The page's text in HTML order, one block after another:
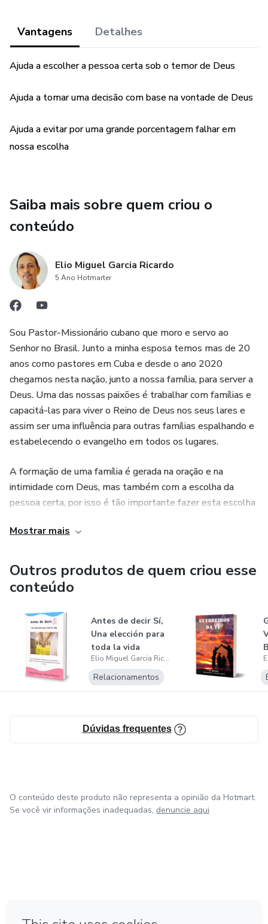
Vantagens Detalhes
Ajuda a escolher a pessoa certa sob o temor de Deus
Ajuda a tomar uma decisão com base na vontade de Deus
Ajuda a evitar por uma grande porcentagem falhar em
nossa escolha
Saiba mais sobre quem criou o
conteúdo
Elio Miguel Garcia Ricardo
5 Ano Hotmarter
Sou Pastor-Missionário cubano que moro e servo ao
Senhor no Brasil. Junto a minha esposa temos mas de 20
anos como pastores em Cuba e desde o ano 2020
chegamos nesta nação, junto a nossa família, para server a
Deus. Uma das nossas paixões é trabalhar com famílias e
capacitá-las para viver o Reino de Deus nos seus lares e
assim ser uma influência para outras famílias espalhando e
estabelecendo o evangelho em todos os lugares.
A formação de uma família é gerada na oração e na
intimidade com Deus, mas também com a escolha da
pessoa certa, por isso é tão importante fazer esta escolha
Santo e pela sua Palavra. É muito importante, nestos
bíblico para poder enfrentar os desafíos que a cultura e a
sociedade nos impõem hoje.
É nosso maior desejo gerar famílias apaixonadas por Deus
que se apaixonem e alcancem outras famílias.
Mostrar mais
Outros produtos de quem criou esse
conteúdo
Antes de decir Sí,
Una elección para
toda la vida
Elio Miguel Garcia Ricardo
Relacionamentos
Dúvidas frequentes
O conteúdo deste produto não representa a opinião da Hotmart.
Se você vir informações inadequadas, denuncie aqui